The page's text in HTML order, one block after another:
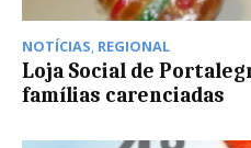
NOTÍCIAS, REGIONAL
Loja Social de
famílias carenciadas